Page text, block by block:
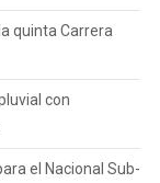
quinta Carrera
con
el Nacional Sub-